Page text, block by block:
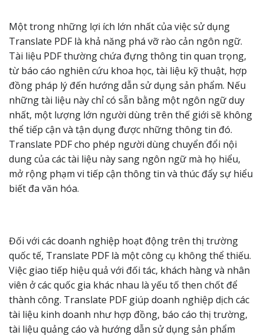
Một trong những lợi ích lớn nhất của việc sử dụng
Translate PDF là khả năng phá vỡ rào cản ngôn ngữ.
Tài liệu PDF thường chứa đựng thông tin quan trọng,
từ báo cáo nghiên cứu khoa học, tài liệu kỹ thuật, hợp
đồng pháp lý đến hướng dẫn sử dụng sản phẩm. Nếu
những tài liệu này chỉ có sẵn bằng một ngôn ngữ duy
nhất, một lượng lớn người dùng trên thế giới sẽ không
thể tiếp cận và tận dụng được những thông tin đó.
Translate PDF cho phép người dùng chuyển đổi nội
dung của các tài liệu này sang ngôn ngữ mà họ hiểu,
mở rộng phạm vi tiếp cận thông tin và thúc đẩy sự hiểu
biết đa văn hóa.
Đối với các doanh nghiệp hoạt động trên thị trường
quốc tế, Translate PDF là một công cụ không thể thiếu.
Việc giao tiếp hiệu quả với đối tác, khách hàng và nhân
viên ở các quốc gia khác nhau là yếu tố then chốt để
thành công. Translate PDF giúp doanh nghiệp dịch các
tài liệu kinh doanh như hợp đồng, báo cáo thị trường,
tài liệu quảng cáo và hướng dẫn sử dụng sản phẩm